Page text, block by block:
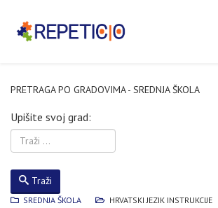
PRETRAGA PO GRADOVIMA - SREDNJA ŠKOLA
Upišite svoj grad:
Traži
SREDNJA ŠKOLA HRVATSKI JEZIK INSTRUKCIJE